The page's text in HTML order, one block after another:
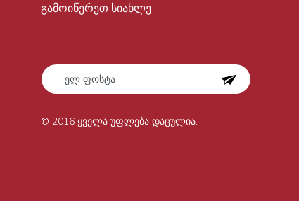
გამოიწერეთ სიახლე
© 2016 ყველა უფლება დაცულია.